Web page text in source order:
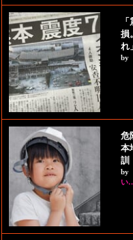
損
れ
by
危
本
訓
by
い